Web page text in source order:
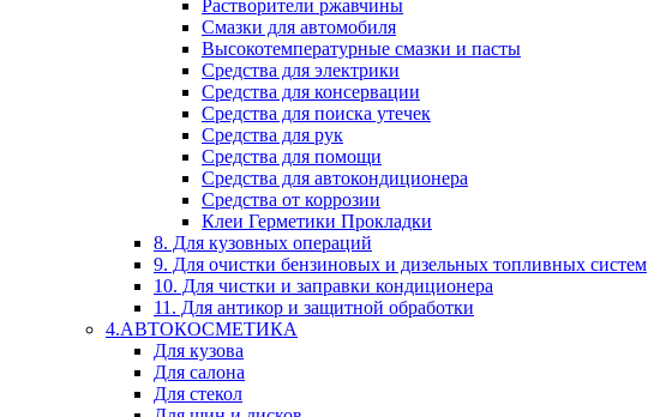
Растворители ржавчины
Смазки для автомобиля
Высокотемпературные смазки и пасты
Средства для электрики
Средства для консервации
Средства для поиска утечек
Средства для рук
Средства для помощи
Средства для автокондиционера
Средства от коррозии
Клеи Герметики Прокладки
8. Для кузовных операций
9. Для очистки бензиновых и дизельных топливных систем
10. Для чистки и заправки кондиционера
11. Для антикор и защитной обработки
4.АВТОКОСМЕТИКА
Для кузова
Для салона
Для стекол